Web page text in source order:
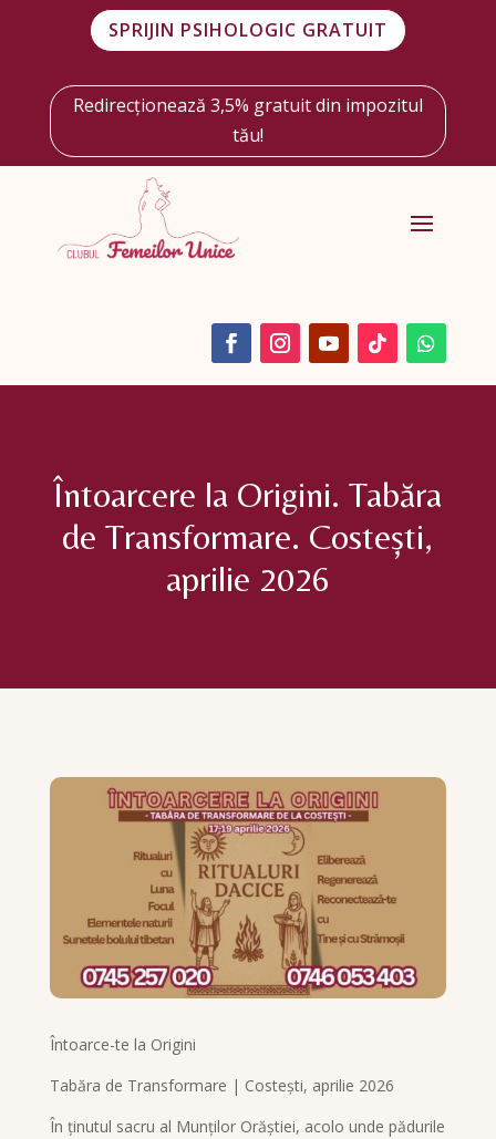
SPRIJIN PSIHOLOGIC GRATUIT
Redirecționează 3,5% gratuit din impozitul
tău!
Întoarcere la Origini. Tabăra
de Transformare. Costești,
aprilie 2026
Întoarce-te la Origini
Tabăra de Transformare | Costești, aprilie 2026
În ținutul sacru al Munților Orăștiei, acolo unde pădurile